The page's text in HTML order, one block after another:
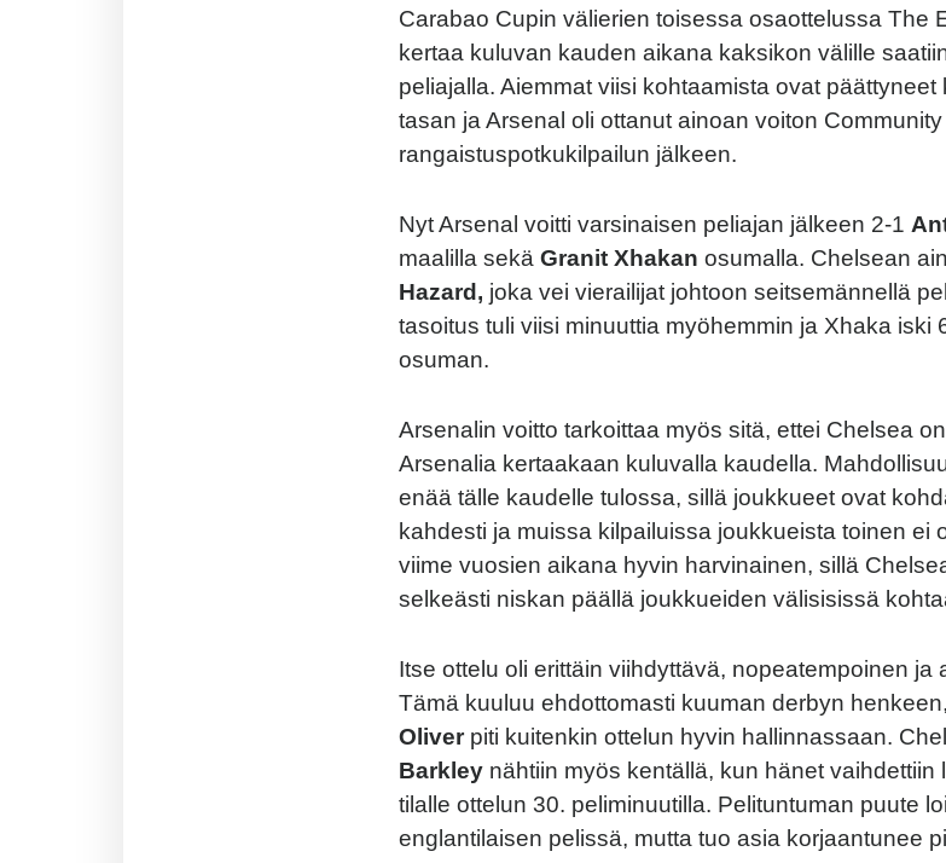
Carabao Cupin välierien toisessa osaottelussa The
kertaa kuluvan kauden aikana kaksikon välille
peliajalla. Aiemmat viisi kohtaamista ovat
tasan ja Arsenal oli ottanut ainoan voiton
rangaistuspotkukilpailun jälkeen.
Nyt Arsenal voitti varsinaisen peliajan jälkeen 2-1
maalilla sekä Granit Xhakan osumalla. Chelsean
Hazard, joka vei vierailijat johtoon seitsemännellä
tasoitus tuli viisi minuuttia myöhemmin ja Xhaka iski
osuman.
Arsenalin voitto tarkoittaa myös sitä, ettei Chelsea
Arsenalia kertaakaan kuluvalla kaudella.
enää tälle kaudelle tulossa, sillä joukkueet ovat
kahdesti ja muissa kilpailuissa joukkueista toinen ei
viime vuosien aikana hyvin harvinainen, sillä
selkeästi niskan päällä joukkueiden välisisissä
Itse ottelu oli erittäin viihdyttävä, nopeatempoinen ja
Tämä kuuluu ehdottomasti kuuman derbyn
Oliver piti kuitenkin ottelun hyvin hallinnassaan.
Barkley nähtiin myös kentällä, kun hänet vaihdettiin
tilalle ottelun 30. peliminuutilla. Pelituntuman puute
englantilaisen pelissä, mutta tuo asia korjaantunee